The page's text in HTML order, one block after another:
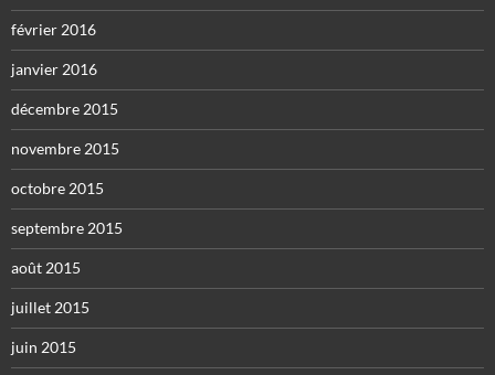
février 2016
janvier 2016
décembre 2015
novembre 2015
octobre 2015
septembre 2015
août 2015
juillet 2015
juin 2015